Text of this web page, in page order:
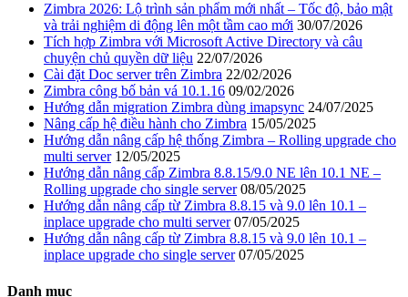
Zimbra 2026: Lộ trình sản phẩm mới nhất – Tốc độ, bảo mật
và trải nghiệm di động lên một tầm cao mới 30/07/2026
Tích hợp Zimbra với Microsoft Active Directory và câu
chuyện chủ quyền dữ liệu 22/07/2026
Cài đặt Doc server trên Zimbra 22/02/2026
Zimbra công bố bản vá 10.1.16 09/02/2026
Hướng dẫn migration Zimbra dùng imapsync 24/07/2025
Nâng cấp hệ điều hành cho Zimbra 15/05/2025
Hướng dẫn nâng cấp hệ thống Zimbra – Rolling upgrade cho
multi server 12/05/2025
Hướng dẫn nâng cấp Zimbra 8.8.15/9.0 NE lên 10.1 NE –
Rolling upgrade cho single server 08/05/2025
Hướng dẫn nâng cấp từ Zimbra 8.8.15 và 9.0 lên 10.1 –
inplace upgrade cho multi server 07/05/2025
Hướng dẫn nâng cấp từ Zimbra 8.8.15 và 9.0 lên 10.1 –
inplace upgrade cho single server 07/05/2025
Danh mục